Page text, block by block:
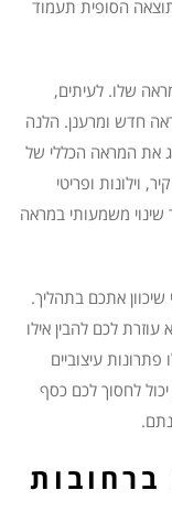
הסופית תעמוד
שלו. לעיתים,
חדש ומרענן. הלנה
את המראה הכללי של
וילונות ופריטי
שינוי משמעותי במראה
אתכם בתהליך.
לכם להבין אילו
פתרונות עיצוביים
יכול לחסוך לכם כסף